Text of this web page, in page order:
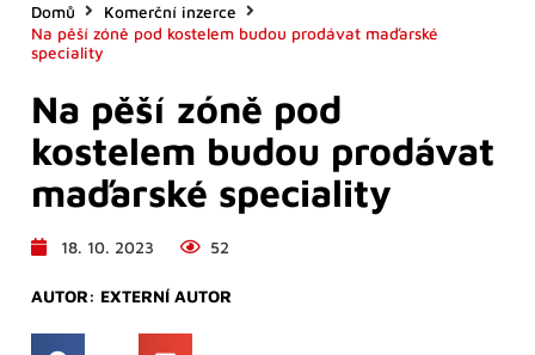
Domů
Komerční inzerce
Na pěší zóně pod kostelem budou prodávat maďarské
speciality
Na pěší zóně pod
kostelem budou prodávat
maďarské speciality
18. 10. 2023 52
AUTOR: EXTERNÍ AUTOR